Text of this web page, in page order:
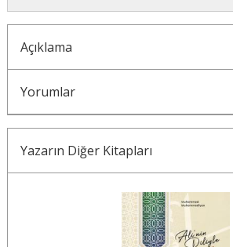
Açıklama
Yorumlar
Yazarın Diğer Kitapları